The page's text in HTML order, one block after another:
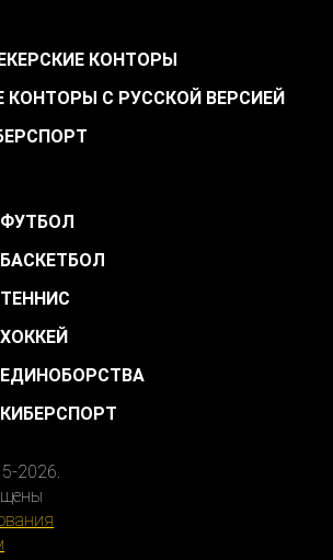
КОНТОРЫ
КОНТОРЫ С РУССКОЙ ВЕРСИЕЙ
2026.